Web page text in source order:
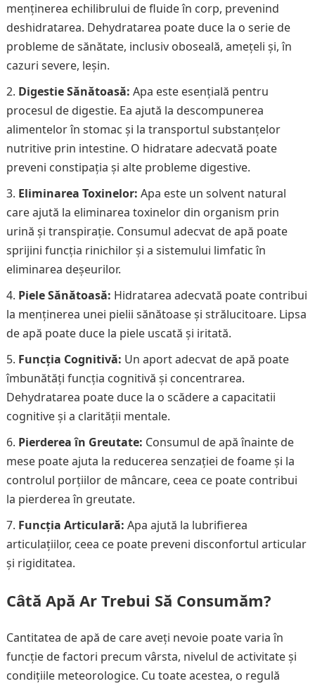
menținerea echilibrului de fluide în corp, prevenind
deshidratarea. Dehydratarea poate duce la o serie de
probleme de sănătate, inclusiv oboseală, amețeli și, în
cazuri severe, leșin.
Digestie Sănătoasă: Apa este esențială pentru
procesul de digestie. Ea ajută la descompunerea
alimentelor în stomac și la transportul substanțelor
nutritive prin intestine. O hidratare adecvată poate
preveni constipația și alte probleme digestive.
Eliminarea Toxinelor: Apa este un solvent natural
care ajută la eliminarea toxinelor din organism prin
urină și transpirație. Consumul adecvat de apă poate
sprijini funcția rinichilor și a sistemului limfatic în
eliminarea deșeurilor.
Piele Sănătoasă: Hidratarea adecvată poate contribui
la menținerea unei pielii sănătoase și strălucitoare. Lipsa
de apă poate duce la piele uscată și iritată.
Funcția Cognitivă: Un aport adecvat de apă poate
îmbunătăți funcția cognitivă și concentrarea.
Dehydratarea poate duce la o scădere a capacitatii
cognitive și a clarității mentale.
Pierderea în Greutate: Consumul de apă înainte de
mese poate ajuta la reducerea senzației de foame și la
controlul porțiilor de mâncare, ceea ce poate contribui
la pierderea în greutate.
Funcția Articulară: Apa ajută la lubrifierea
articulațiilor, ceea ce poate preveni disconfortul articular
și rigiditatea.
Câtă Apă Ar Trebui Să Consumăm?
Cantitatea de apă de care aveți nevoie poate varia în
funcție de factori precum vârsta, nivelul de activitate și
condițiile meteorologice. Cu toate acestea, o regulă